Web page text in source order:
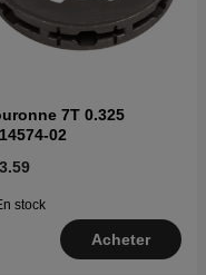
7T 0.325
02
stock
Acheter